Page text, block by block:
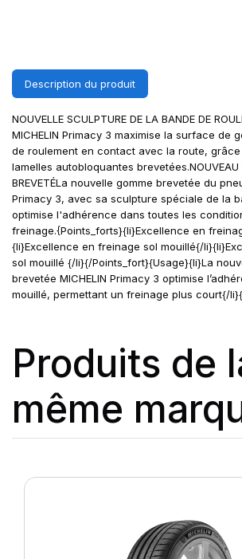
Description du produit
NOUVELLE SCULPTURE DE LA BANDE DE
MICHELIN Primacy 3 maximise la surface de
de roulement en contact avec la route,
lamelles autobloquantes brevetées.NOUVEAU
BREVETÉLa nouvelle gomme brevetée du
Primacy 3, avec sa sculpture spéciale de la
optimise l'adhérence dans toutes les
freinage.{Points_forts}{li}Excellence en
{li}Excellence en freinage sol mouillé{/
sol mouillé {/li}{/Points_fort}{Usage}{li}La
brevetée MICHELIN Primacy 3 optimise
mouillé, permettant un freinage plus court{/
Produits de
même